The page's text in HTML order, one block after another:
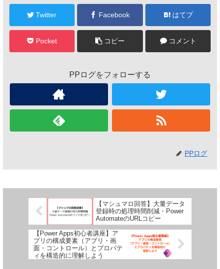
Twitter Facebook はてブ
Pocket コピー コメント
PPログをフォローする
PPログ
【マシュマロ回答】大量データ
登録時の処理時間削減・Power
AutomateのURLコピー
【Power Apps初心者講座】ア
プリの構成要素（アプリ・画
面・コントロール）とプロパテ
ィを構造的に理解しよう